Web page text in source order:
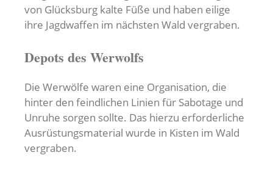
von Glücksburg kalte Füße und haben eilige
ihre Jagdwaffen im nächsten Wald vergraben.
Depots des Werwolfs
Die Werwölfe waren eine Organisation, die
hinter den feindlichen Linien für Sabotage und
Unruhe sorgen sollte. Das hierzu erforderliche
Ausrüstungsmaterial wurde in Kisten im Wald
vergraben.